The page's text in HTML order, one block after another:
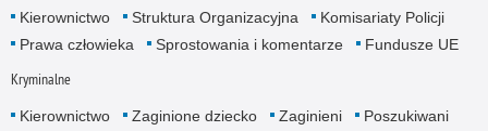
Kierownictwo Struktura Organizacyjna
Komisariaty Policji
Prawa człowieka
Sprostowania i komentarze Fundusze UE
Kryminalne
Kierownictwo Zaginione dziecko Zaginieni Poszukiwani